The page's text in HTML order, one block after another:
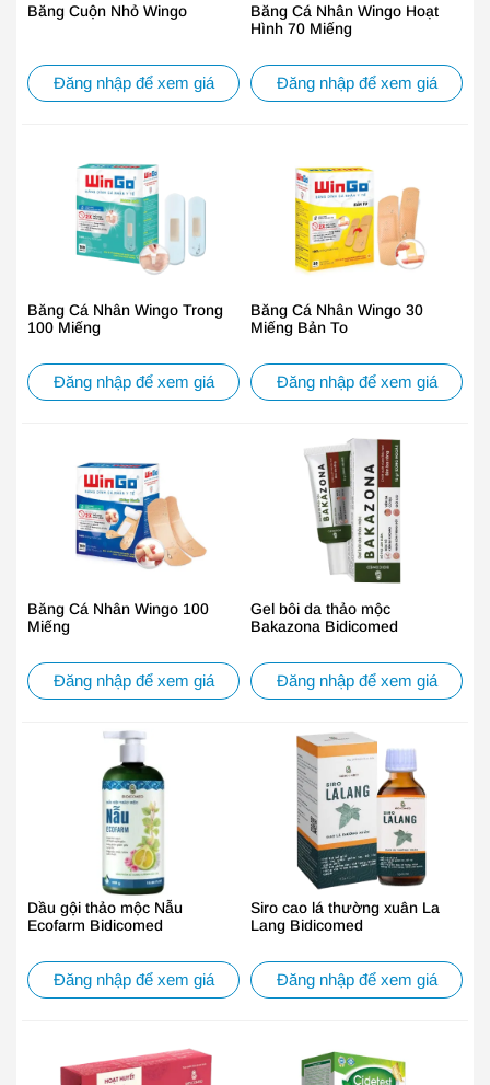
Băng Cuộn Nhỏ Wingo
Đăng nhập để xem giá
Băng Cá Nhân Wingo Hoạt
Hình 70 Miếng
Đăng nhập để xem giá
Băng Cá Nhân Wingo Trong
100 Miếng
Đăng nhập để xem giá
Băng Cá Nhân Wingo 30
Miếng Bản To
Đăng nhập để xem giá
Băng Cá Nhân Wingo 100
Miếng
Đăng nhập để xem giá
Gel bôi da thảo mộc
Bakazona Bidicomed
Đăng nhập để xem giá
Dầu gội thảo mộc Nẫu
Ecofarm Bidicomed
Đăng nhập để xem giá
Siro cao lá thường xuân La
Lang Bidicomed
Đăng nhập để xem giá